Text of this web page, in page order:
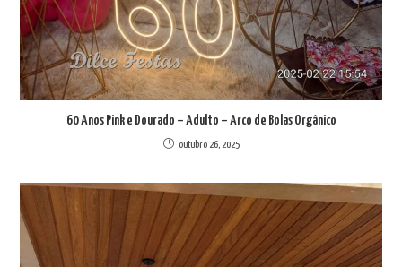
60 Anos Pink e Dourado – Adulto – Arco de Bolas Orgânico
outubro 26, 2025